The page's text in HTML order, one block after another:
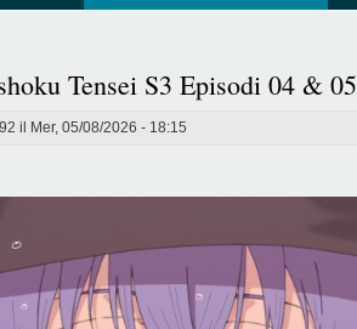
Tensei S3 Episodi 04 & 05
il Mer, 05/08/2026 - 18:15